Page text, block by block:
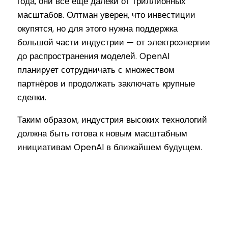
масштабов. Олтман уверен, что инвестиции
окупятся, но для этого нужна поддержка
большой части индустрии — от электроэнергии
до распространения моделей. OpenAI
планирует сотрудничать с множеством
партнёров и продолжать заключать крупные
сделки.
Таким образом, индустрия высоких технологий
должна быть готова к новым масштабным
инициативам OpenAI в ближайшем будущем.